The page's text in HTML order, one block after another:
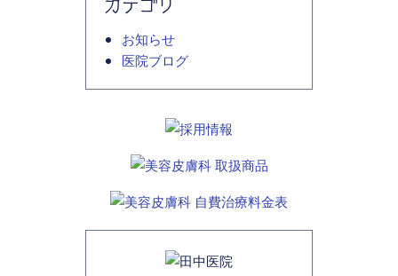
お知らせ
医院ブログ